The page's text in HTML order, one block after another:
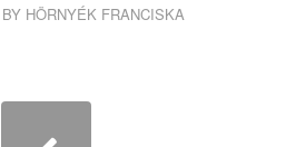
BY HÖRNYÉK FRANCISKA